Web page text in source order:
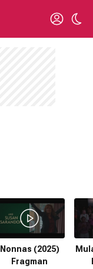
Nonnas (2025)
Fragman